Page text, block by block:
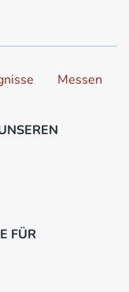
Messen
FÜR